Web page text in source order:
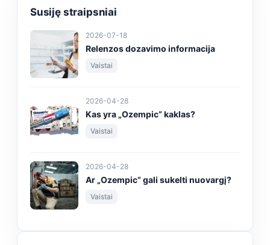
Susiję straipsniai
2026-07-18
Relenzos dozavimo informacija
Vaistai
2026-04-28
Kas yra „Ozempic“ kaklas?
Vaistai
2026-04-28
Ar „Ozempic“ gali sukelti nuovargį?
Vaistai